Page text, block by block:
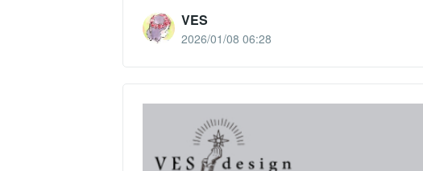
VES
2026/01/08 06:28